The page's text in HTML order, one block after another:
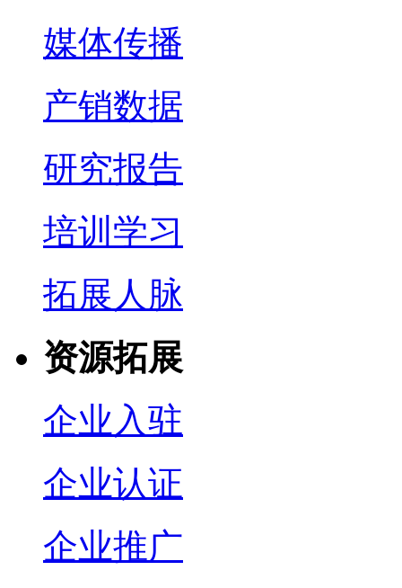
媒体传播
产销数据
研究报告
培训学习
拓展人脉
资源拓展
企业入驻
企业认证
企业推广